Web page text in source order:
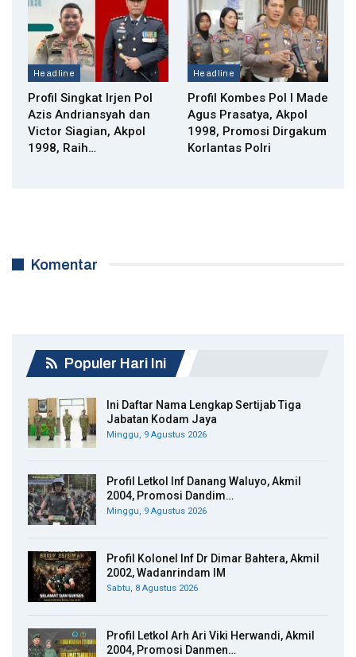
Headline
Profil Singkat Irjen Pol
Azis Andriansyah dan
Victor Siagian, Akpol
1998, Raih…
Headline
Profil Kombes Pol I Made
Agus Prasatya, Akpol
1998, Promosi Dirgakum
Korlantas Polri
Komentar
Populer Hari Ini
Ini Daftar Nama Lengkap Sertijab Tiga
Jabatan Kodam Jaya
Minggu, 9 Agustus 2026
Profil Letkol Inf Danang Waluyo, Akmil
2004, Promosi Dandim…
Minggu, 9 Agustus 2026
Profil Kolonel Inf Dr Dimar Bahtera, Akmil
2002, Wadanrindam IM
Sabtu, 8 Agustus 2026
Profil Letkol Arh Ari Viki Herwandi, Akmil
2004, Promosi Danmen…